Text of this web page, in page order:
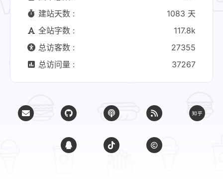
建站天数 :
1083 天
全站字数 :
117.8k
总访客数 :
27355
总访问量 :
37267